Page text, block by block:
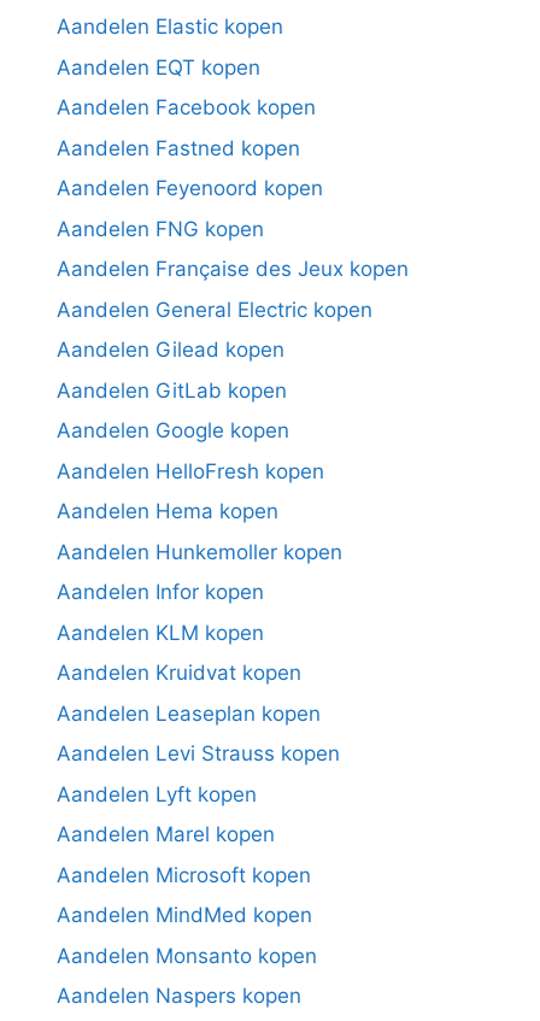
Aandelen Elastic kopen
Aandelen EQT kopen
Aandelen Facebook kopen
Aandelen Fastned kopen
Aandelen Feyenoord kopen
Aandelen FNG kopen
Aandelen Française des Jeux kopen
Aandelen General Electric kopen
Aandelen Gilead kopen
Aandelen GitLab kopen
Aandelen Google kopen
Aandelen HelloFresh kopen
Aandelen Hema kopen
Aandelen Hunkemoller kopen
Aandelen Infor kopen
Aandelen KLM kopen
Aandelen Kruidvat kopen
Aandelen Leaseplan kopen
Aandelen Levi Strauss kopen
Aandelen Lyft kopen
Aandelen Marel kopen
Aandelen Microsoft kopen
Aandelen MindMed kopen
Aandelen Monsanto kopen
Aandelen Naspers kopen